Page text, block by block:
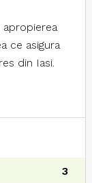
ce asigura
din Iasi.
3